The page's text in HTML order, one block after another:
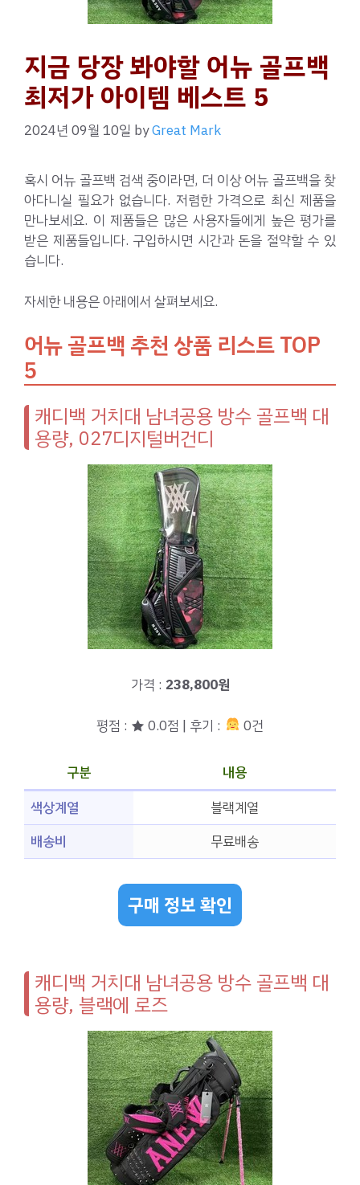
지금 당장 봐야할 어뉴 골프백
최저가 아이템 베스트 5
2024년 09월 10일 byGreat Mark
혹시 어뉴 골프백 검색 중이라면, 더 이상 어뉴 골프백을 찾
아다니실 필요가 없습니다. 저렴한 가격으로 최신 제품을
만나보세요. 이 제품들은 많은 사용자들에게 높은 평가를
받은 제품들입니다. 구입하시면 시간과 돈을 절약할 수 있
습니다.
자세한 내용은 아래에서 살펴보세요.
어뉴 골프백 추천 상품 리스트 TOP
5
캐디백 거치대 남녀공용 방수 골프백 대
용량, 027디지털버건디
가격 : 238,800원
평점 : ★ 0.0점 | 후기 : 0건
구분
내용
색상계열
블랙계열
배송비
무료배송
구매 정보 확인
캐디백 거치대 남녀공용 방수 골프백 대
용량, 블랙에 로즈